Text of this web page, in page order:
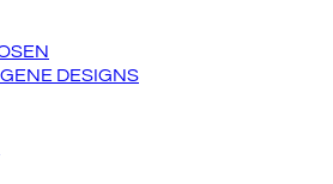
DESIGNS